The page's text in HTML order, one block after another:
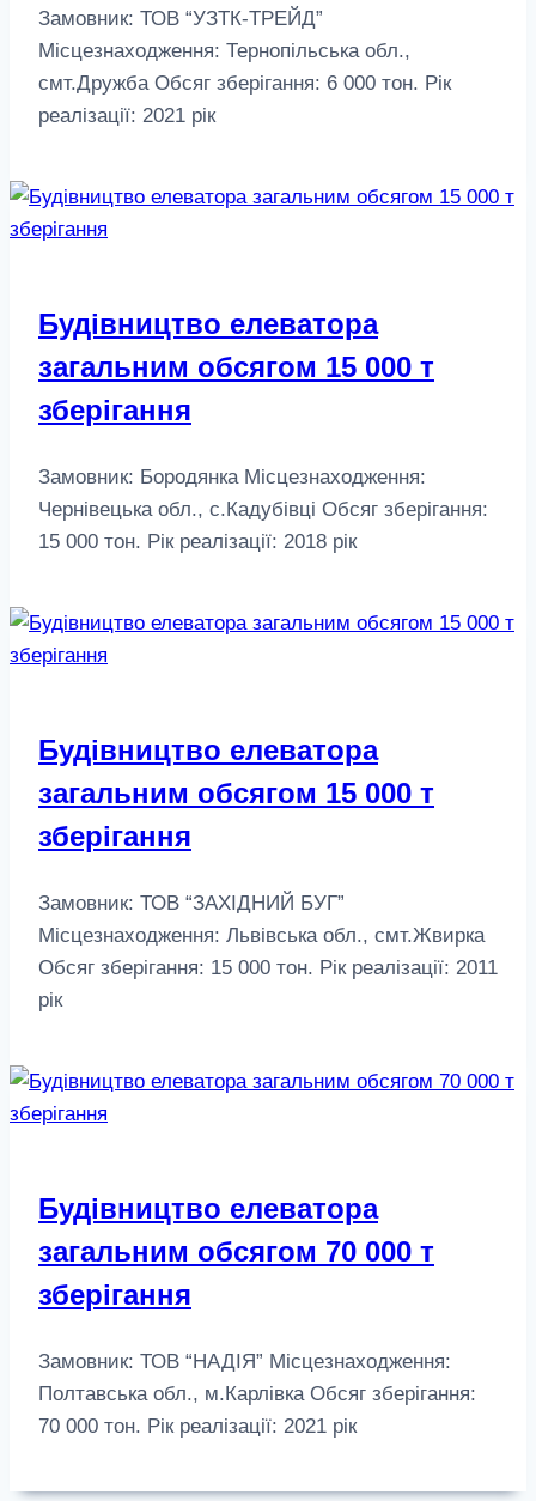
Замовник: ТОВ “УЗТК-ТРЕЙД”
Місцезнаходження: Тернопільська обл.,
смт.Дружба Обсяг зберігання: 6 000 тон. Рік
реалізації: 2021 рік
Будівництво елеватора
загальним обсягом 15 000 т
зберігання
Замовник: Бородянка Місцезнаходження:
Чернівецька обл., с.Кадубівці Обсяг зберігання:
15 000 тон. Рік реалізації: 2018 рік
Будівництво елеватора
загальним обсягом 15 000 т
зберігання
Замовник: ТОВ “ЗАХІДНИЙ БУГ”
Місцезнаходження: Львівська обл., смт.Жвирка
Обсяг зберігання: 15 000 тон. Рік реалізації: 2011
рік
Будівництво елеватора
загальним обсягом 70 000 т
зберігання
Замовник: ТОВ “НАДІЯ” Місцезнаходження:
Полтавська обл., м.Карлівка Обсяг зберігання:
70 000 тон. Рік реалізації: 2021 рік